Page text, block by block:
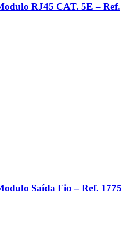
RJ45 CAT. 5E – Ref.
Saída Fio – Ref. 1775